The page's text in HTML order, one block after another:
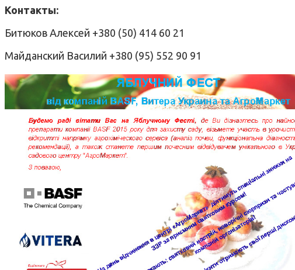
Контакты:
Битюков Алексей +380 (50) 414 60 21
Майданский Василий +380 (95) 552 90 91